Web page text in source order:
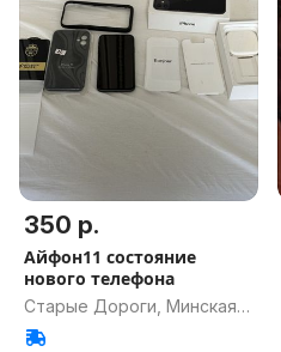
350 р.
Айфон11 состояние
нового телефона
Старые Дороги, Минская
обл.